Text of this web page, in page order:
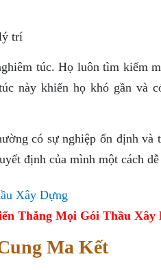
trí
túc. Họ luôn tìm kiếm
này khiến họ khó gần và
có sự nghiệp ổn định và
định của mình một cách dễ
Thắng Mọi Gói Thầu Xây
Ma Kết